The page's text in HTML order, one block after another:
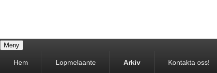
Vi synliggör sydsamisk kultur
Meny
menyHem Lopmelaante Arkiv Kontakta oss!